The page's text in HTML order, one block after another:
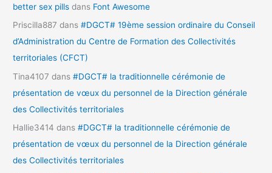
better sex pills dans Font Awesome
Priscilla887 dans#DGCT# 19ème session ordinaire du Conseil
d’Administration du Centre de Formation des Collectivités
territoriales (CFCT)
Tina4107 dans#DGCT# la traditionnelle cérémonie de
présentation de vœux du personnel de la Direction générale
des Collectivités territoriales
Hallie3414 dans#DGCT# la traditionnelle cérémonie de
présentation de vœux du personnel de la Direction générale
des Collectivités territoriales